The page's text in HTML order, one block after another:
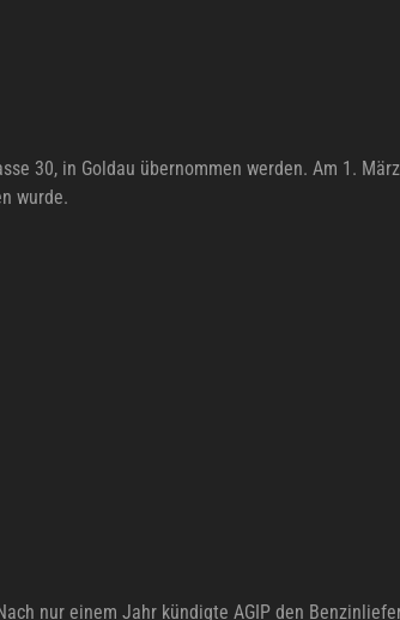
30, in Goldau übernommen werden. Am 1.
wurde.
nur einem Jahr kündigte AGIP den